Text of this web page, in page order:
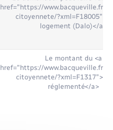
href="https://www.bacqueville.fr/
citoyennete/
logement (Dalo)</a>
Le montant du <a
href="https://www.bacqueville.fr/
citoyennete/
réglementé</a>